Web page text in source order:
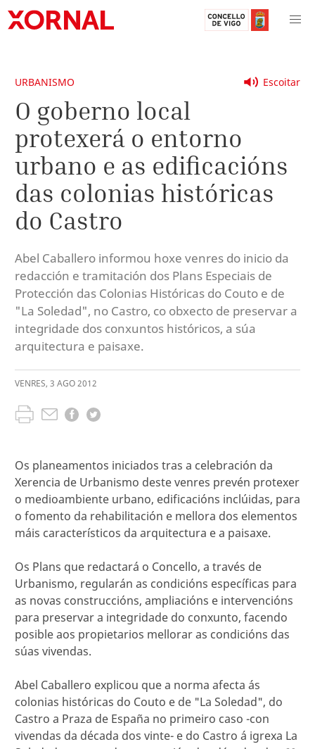
Escoitar
URBANISMO
O goberno local
protexerá o entorno
urbano e as edificacións
das colonias históricas
do Castro
Abel Caballero informou hoxe venres do inicio da
redacción e tramitación dos Plans Especiais de
Protección das Colonias Históricas do Couto e de
"La Soledad", no Castro, co obxecto de preservar a
integridade dos conxuntos históricos, a súa
arquitectura e paisaxe.
VENRES, 3 AGO2012
Os planeamentos iniciados tras a celebración da
Xerencia de Urbanismo deste venres prevén protexer
o medioambiente urbano, edificacións inclúidas, para
o fomento da rehabilitación e mellora dos elementos
máis característicos da arquitectura e a paisaxe.
Os Plans que redactará o Concello, a través de
Urbanismo, regularán as condicións específicas para
as novas construccións, ampliacións e intervencións
para preservar a integridade do conxunto, facendo
posible aos propietarios mellorar as condicións das
súas vivendas.
Abel Caballero explicou que a norma afecta ás
colonias históricas do Couto e de "La Soledad", do
Castro a Praza de España no primeiro caso -con
vivendas da década dos vinte- e do Castro á igrexa La